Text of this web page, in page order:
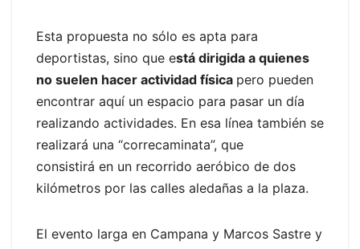
Esta propuesta no sólo es apta para
deportistas, sino que está dirigida a quienes
no suelen hacer actividad física pero pueden
encontrar aquí un espacio para pasar un día
realizando actividades. En esa línea también se
realizará una “correcaminata”, que
consistirá en un recorrido aeróbico de dos
kilómetros por las calles aledañas a la plaza.
El evento larga en Campana y Marcos Sastre y